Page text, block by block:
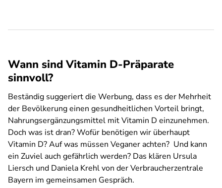
Wann sind Vitamin D-Präparate
sinnvoll?
Beständig suggeriert die Werbung, dass es der Mehrheit
der Bevölkerung einen gesundheitlichen Vorteil bringt,
Nahrungsergänzungsmittel mit Vitamin D einzunehmen.
Doch was ist dran? Wofür benötigen wir überhaupt
Vitamin D? Auf was müssen Veganer achten? Und kann
ein Zuviel auch gefährlich werden? Das klären Ursula
Liersch und Daniela Krehl von der Verbraucherzentrale
Bayern im gemeinsamen Gespräch.